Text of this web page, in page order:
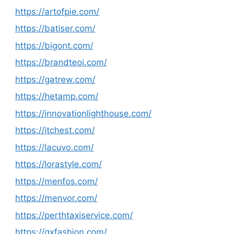
https://artofpie.com/
https://batiser.com/
https://bigont.com/
https://brandteoi.com/
https://gatrew.com/
https://hetamp.com/
https://innovationlighthouse.com/
https://itchest.com/
https://lacuvo.com/
https://lorastyle.com/
https://menfos.com/
https://menvor.com/
https://perthtaxiservice.com/
https://qxfashion.com/